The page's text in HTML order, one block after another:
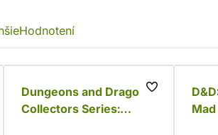
Hodnotení
Dungeons and Dragons
Collectors Series: